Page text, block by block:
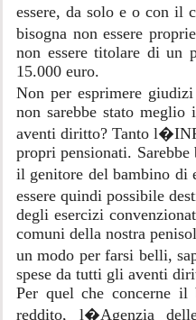
essere, da solo e o con il
bisogna non essere
non essere titolare di un
15.000 euro.
Non per esprimere
non sarebbe stato meglio
aventi diritto? Tanto
propri pensionati.
il genitore del bambino di
essere quindi possibile
degli esercizi
comuni della nostra
un modo per farsi belli,
spese da tutti gli aventi
Per quel che concerne
reddito, l�Agenzia